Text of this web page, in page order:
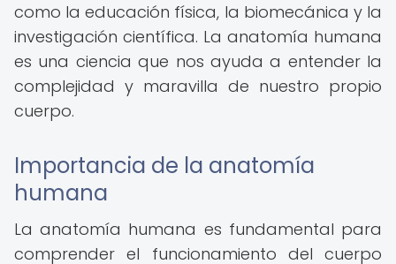
como la educación física, la biomecánica y la
investigación científica. La anatomía humana
es una ciencia que nos ayuda a entender la
complejidad y maravilla de nuestro propio
cuerpo.
Importancia de la anatomía
humana
La anatomía humana es fundamental para
comprender el funcionamiento del cuerpo